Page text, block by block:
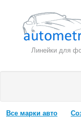
Линейки для
Все марки авто